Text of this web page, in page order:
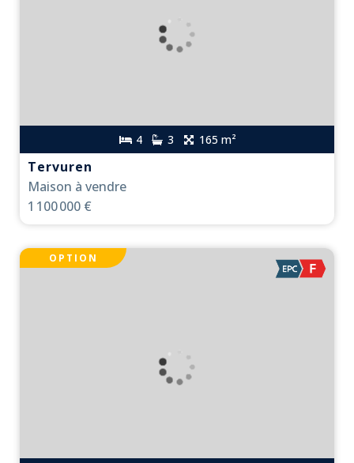
4 3 165 m²
Tervuren
Maison à vendre
1 100 000 €
OPTION